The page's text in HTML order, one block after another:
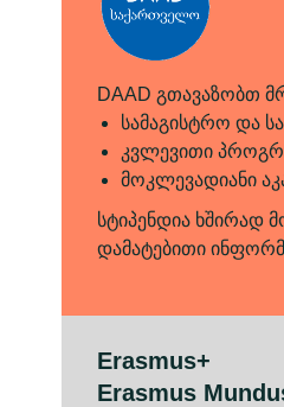
DAAD გთავაზობთ
სამაგისტრო და
კვლევითი
მოკლევადიანი
სტიპენდია ხშირად
დამატებითი
Erasmus+
Erasmus